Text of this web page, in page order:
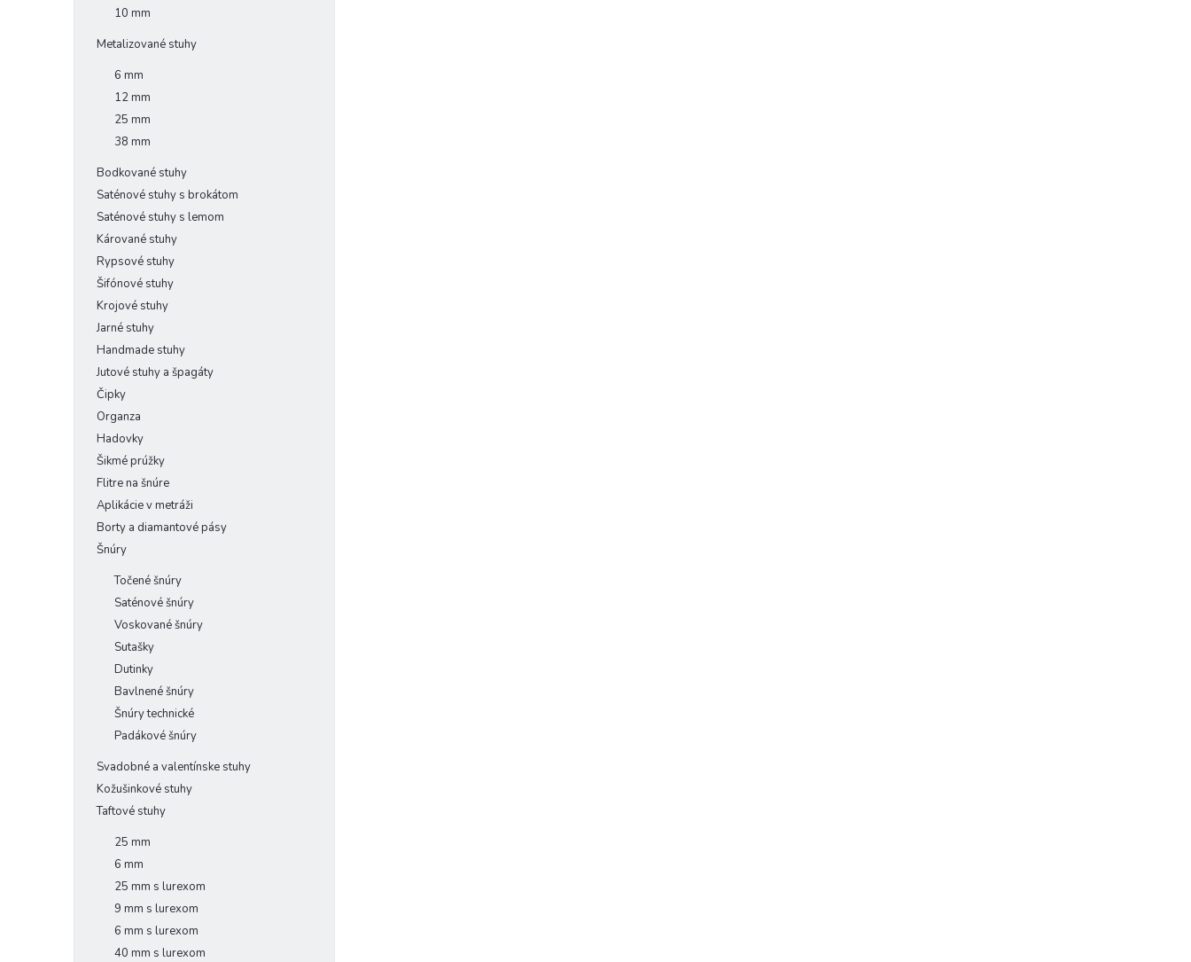
10 mm
Metalizované stuhy
6 mm
12 mm
25 mm
38 mm
Bodkované stuhy
Saténové stuhy s brokátom
Saténové stuhy s lemom
Kárované stuhy
Rypsové stuhy
Šifónové stuhy
Krojové stuhy
Jarné stuhy
Handmade stuhy
Jutové stuhy a špagáty
Čipky
Organza
Hadovky
Šikmé prúžky
Flitre na šnúre
Aplikácie v metráži
Borty a diamantové pásy
Šnúry
Točené šnúry
Saténové šnúry
Voskované šnúry
Sutašky
Dutinky
Bavlnené šnúry
Šnúry technické
Padákové šnúry
Svadobné a valentínske stuhy
Kožušinkové stuhy
Taftové stuhy
25 mm
6 mm
25 mm s lurexom
9 mm s lurexom
6 mm s lurexom
40 mm s lurexom